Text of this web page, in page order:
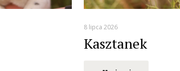
8 lipca 2026
Kasztanek